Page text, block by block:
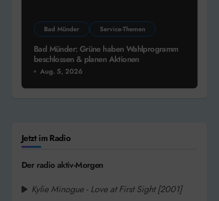
Bad Münder Service-Themen
Bad Münder: Grüne haben Wahlprogramm
beschlossen & planen Aktionen
Aug. 5, 2026
Jetzt im Radio
Der radio aktiv-Morgen
Kylie Minogue - Love at First Sight [2001]